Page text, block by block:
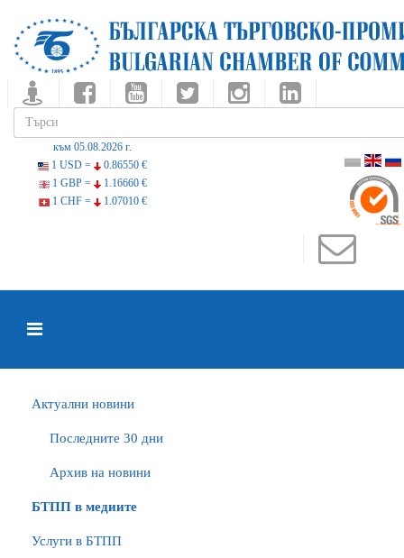
към 05.08.2026 г.
1 USD =
0.86550 €
1 GBP =
1.16660 €
1 CHF =
1.07010 €
Актуални новини
Последните 30 дни
Архив на новини
БTПП в медиите
Услуги в БТПП